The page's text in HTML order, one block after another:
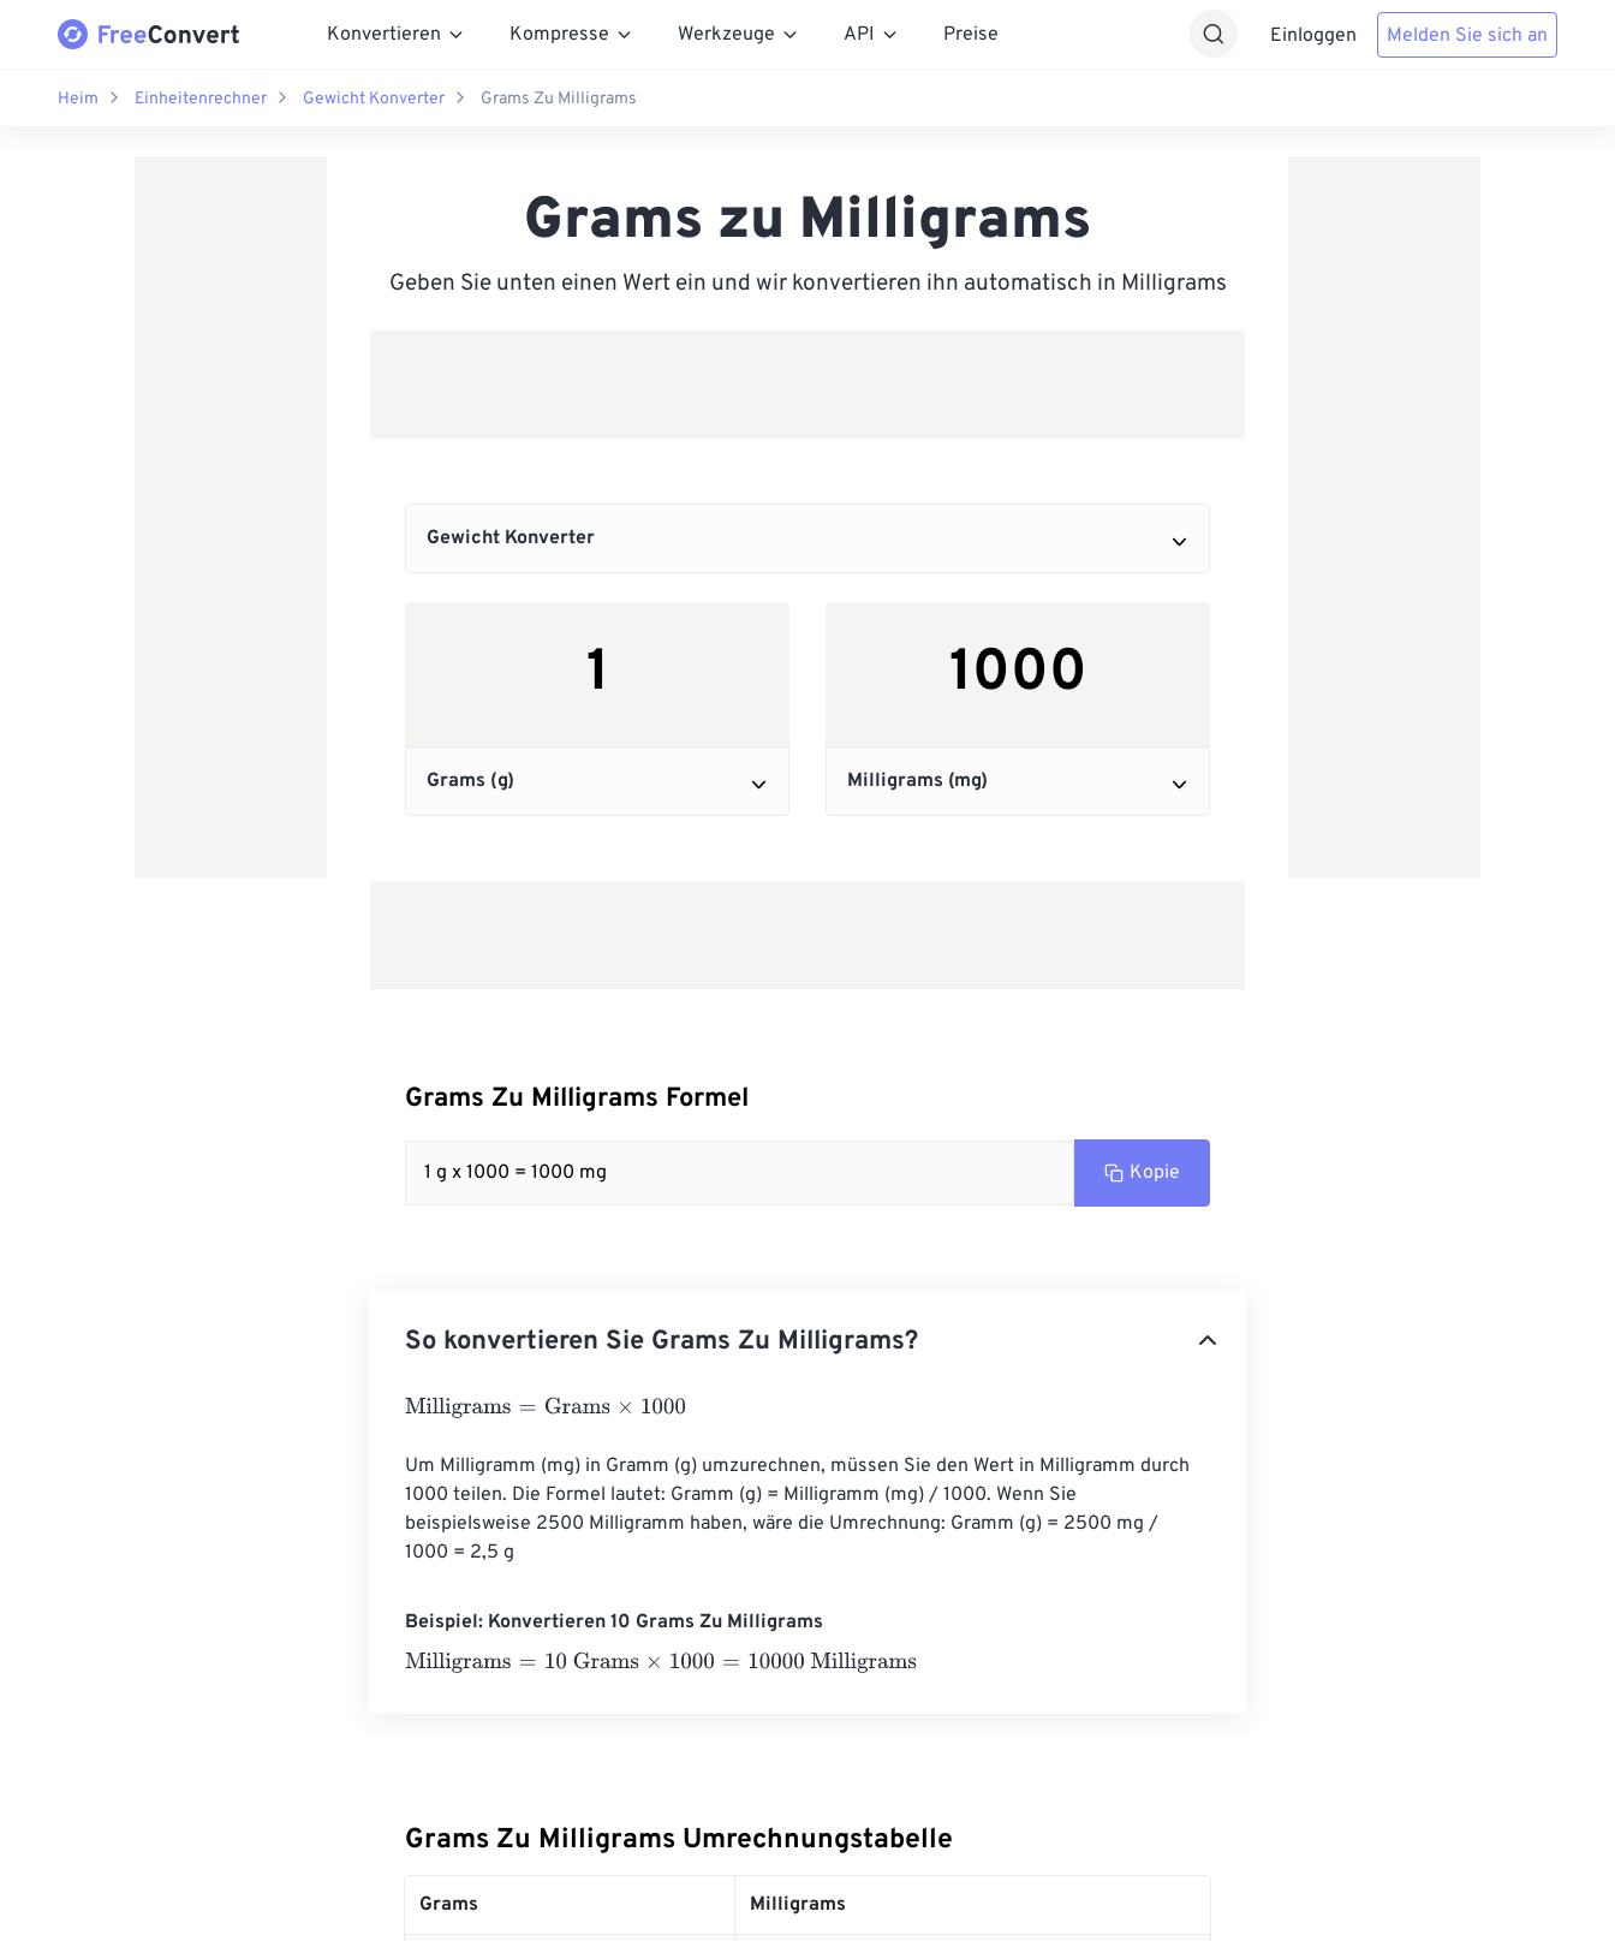
Konvertieren Kompresse Werkzeuge API Preise Einloggen Melden Sie sich an
Heim Einheitenrechner Gewicht Konverter Grams Zu Milligrams
Grams zu Milligrams
Geben Sie unten einen Wert ein und wir konvertieren ihn automatisch in Milligrams
Grams Zu Milligrams Formel
1 g x 1000 = 1000 mg Kopie
So konvertieren Sie Grams Zu Milligrams?
Milligrams=Grams×1000
Um Milligramm (mg) in Gramm (g) umzurechnen, müssen Sie den Wert in Milligramm durch
1000 teilen. Die Formel lautet: Gramm (g) = Milligramm (mg) / 1000. Wenn Sie
beispielsweise 2500 Milligramm haben, wäre die Umrechnung: Gramm (g) = 2500 mg /
1000 = 2,5 g
Beispiel: Konvertieren 10 Grams Zu Milligrams
Milligrams=10 Grams×1000 =10000 Milligrams
Grams Zu Milligrams Umrechnungstabelle
Grams Milligrams